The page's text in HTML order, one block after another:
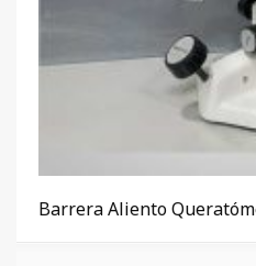
Barrera Aliento